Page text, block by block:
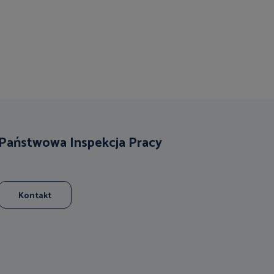
Inspekcja Pracy
Kontakt